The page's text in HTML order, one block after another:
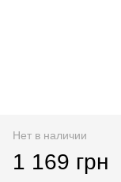
Нет в наличии
1 169 грн